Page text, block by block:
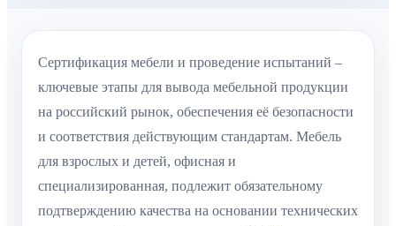
Сертификация мебели и проведение испытаний –
ключевые этапы для вывода мебельной продукции
на российский рынок, обеспечения её безопасности
и соответствия действующим стандартам. Мебель
для взрослых и детей, офисная и
специализированная, подлежит обязательному
подтверждению качества на основании технических